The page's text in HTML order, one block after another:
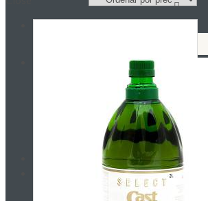
Nuestro aceite de oliva
Aceite de oliva virgen CAST
Aceite de oliva virgen extra SELECT
Aceite de oliva virgen extra AUREUM
Aceite de oliva virgen extra
Aceite de oliva virgen extra
Aceite de oliva virgen extra
Aceite de oliva virgen extra
Aceite de oliva virgen extra